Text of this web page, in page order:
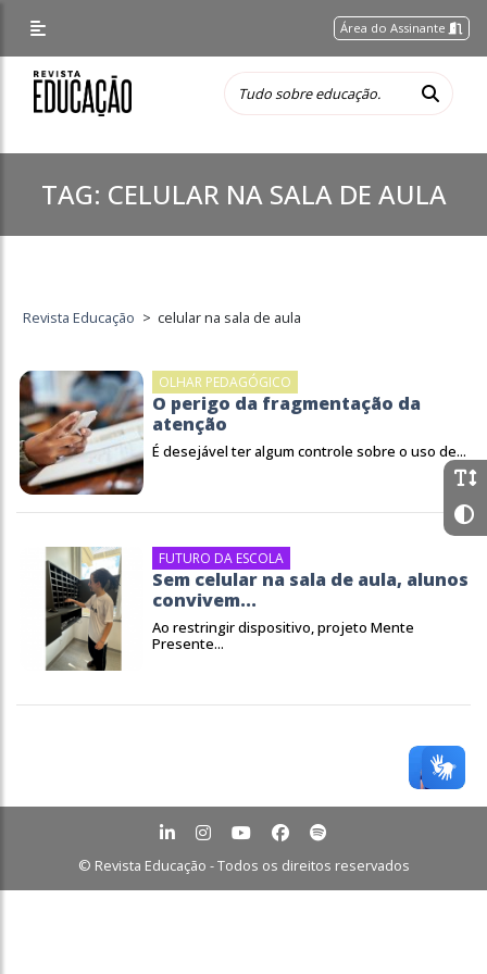
Área do Assinante
TAG: CELULAR NA SALA DE AULA
Revista Educação > celular na sala de aula
OLHAR PEDAGÓGICO
O perigo da fragmentação da
atenção
É desejável ter algum controle sobre o uso de...
FUTURO DA ESCOLA
Sem celular na sala de aula, alunos
convivem...
Ao restringir dispositivo, projeto Mente
Presente...
© Revista Educação - Todos os direitos reservados